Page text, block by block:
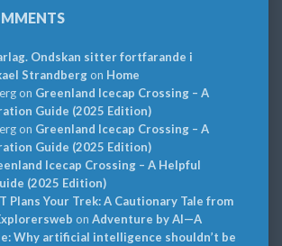
Ondskan sitter fortfarande i
Strandbergon Home
on Greenland Icecap Crossing – A
Guide (2025 Edition)
on Greenland Icecap Crossing – A
Guide (2025 Edition)
Icecap Crossing – A Helpful
(2025 Edition)
Plans Your Trek: A Cautionary Tale from
on Adventure by AI—A
Why artificial intelligence shouldn’t be